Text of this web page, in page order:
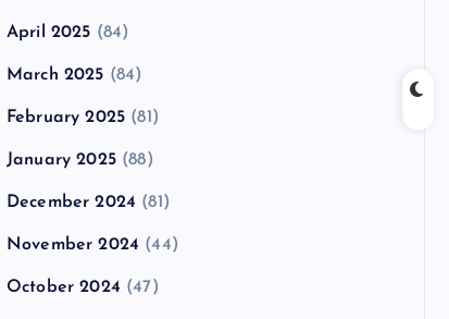
April 2025 (84)
March 2025 (84)
February 2025 (81)
January 2025(88)
December 2024 (81)
November 2024 (44)
October 2024 (47)